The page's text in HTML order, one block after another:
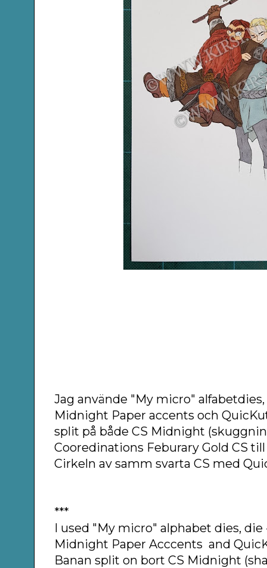
Jag använde "My micro" alfabetdies,
Midnight Paper accents och
split på både CS Midnight
Cooredinations Feburary Gold CS
Cirkeln av samm svarta CS med
***
I used "My micro" alphabet dies, die
Midnight Paper Acccents and
Banan split on bort CS Midnight